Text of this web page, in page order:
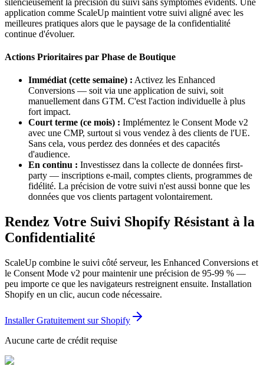
application comme ScaleUp maintient votre suivi aligné avec les
meilleures pratiques alors que le paysage de la confidentialité
continue d'évoluer.
Actions Prioritaires par Phase de Boutique
Immédiat (cette semaine) : Activez les Enhanced
Conversions — soit via une application de suivi, soit
manuellement dans GTM. C'est l'action individuelle à plus
fort impact.
Court terme (ce mois) : Implémentez le Consent Mode v2
avec une CMP, surtout si vous vendez à des clients de l'UE.
Sans cela, vous perdez des données et des capacités
d'audience.
En continu : Investissez dans la collecte de données first-
party — inscriptions e-mail, comptes clients, programmes de
fidélité. La précision de votre suivi n'est aussi bonne que les
données que vos clients partagent volontairement.
Rendez Votre Suivi Shopify Résistant à la
Confidentialité
ScaleUp combine le suivi côté serveur, les Enhanced Conversions et
le Consent Mode v2 pour maintenir une précision de 95-99 % —
peu importe ce que les navigateurs restreignent ensuite. Installation
Shopify en un clic, aucun code nécessaire.
Installer Gratuitement sur Shopify
Aucune carte de crédit requise